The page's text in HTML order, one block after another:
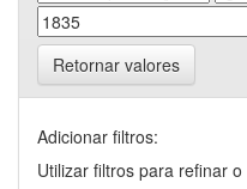
Retornar valores
Adicionar filtros:
Utilizar filtros para refinar